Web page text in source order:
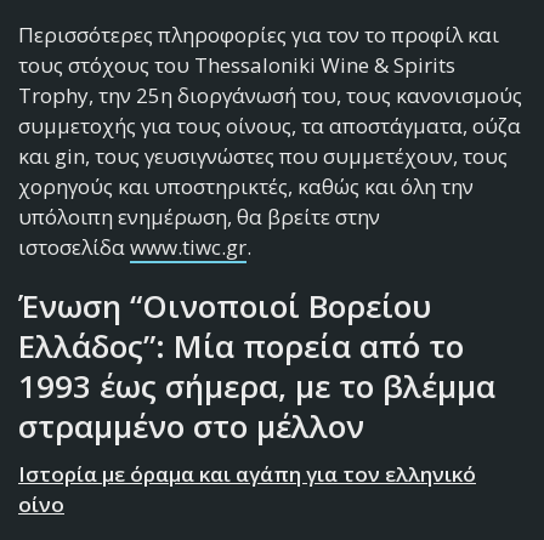
Περισσότερες πληροφορίες για τον το προφίλ και
τους στόχους του Thessaloniki Wine & Spirits
Trophy, την 25η διοργάνωσή του, τους κανονισμούς
συμμετοχής για τους οίνους, τα αποστάγματα, ούζα
και gin, τους γευσιγνώστες που συμμετέχουν, τους
χορηγούς και υποστηρικτές, καθώς και όλη την
υπόλοιπη ενημέρωση, θα βρείτε στην
ιστοσελίδαwww.tiwc.gr.
Ένωση “Οινοποιοί Βορείου
Ελλάδος”: Μία πορεία από το
1993 έως σήμερα, με το βλέμμα
στραμμένο στο μέλλον
Ιστορία με όραμα και αγάπη για τον ελληνικό
οίνο